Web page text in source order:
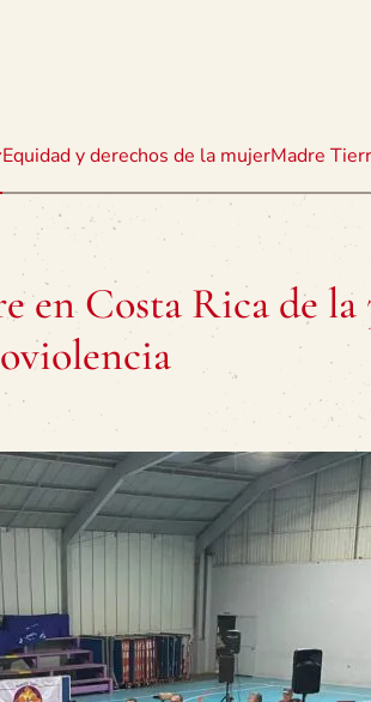
Equidad y derechos de la mujerMadre
en Costa Rica de la